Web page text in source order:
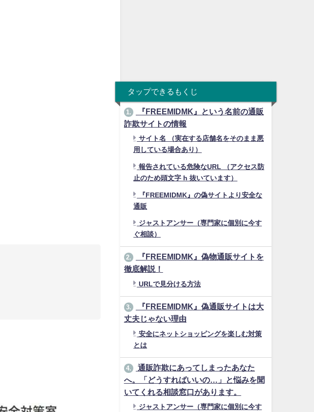
タップできるもくじ
1.
『FREEMIDMK』という名前の通販
詐欺サイトの情報
サイト名 （実在する店舗名をそのまま悪
用している場合あり）
報告されている危険なURL （アクセス防
止のため頭文字 h 抜いています）
『FREEMIDMK』の偽サイトより安全な
通販
ジャストアンサー（専門家に個別に今す
ぐ相談）
2.
『FREEMIDMK』偽物通販サイトを
徹底解説！
URLで見分ける方法
3.
『FREEMIDMK』偽通販サイトは大
丈夫じゃない理由
安全にネットショッピングを楽しむ対策
とは
4.
通販詐欺にあってしまったあなた
へ。「どうすればいいの…」と悩みを聞
いてくれる相談窓口があります。
ジャストアンサー（専門家に個別に今す